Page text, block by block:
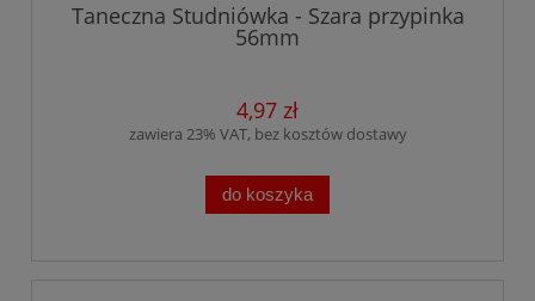
Taneczna Studniówka - Szara przypinka
56mm
4,97 zł
zawiera 23% VAT, bez kosztów dostawy
do koszyka